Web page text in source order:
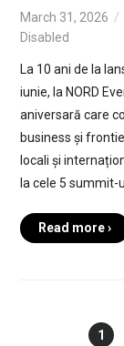
March 31, 2026
Disabled
La 10 ani de la
iunie, la NORD
aniversară care
business și
locali și
la cele 5 summit-
Read more ›
1